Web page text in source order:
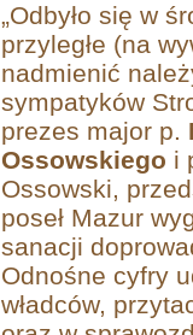
„Odbyło się w
przyległe (na
nadmienić
sympatyków
prezes major p.
Ossowskiego i
Ossowski,
poseł Mazur
sanacji
Odnośne cyfry
władców,